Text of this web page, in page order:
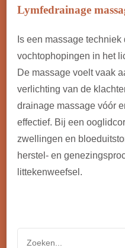
Lymfedrainage
Is een massage
vochtophopingen in het
De massage voelt vaak
verlichting van de
drainage massage vóór
effectief. Bij een
zwellingen en
herstel- en
littekenweefsel.